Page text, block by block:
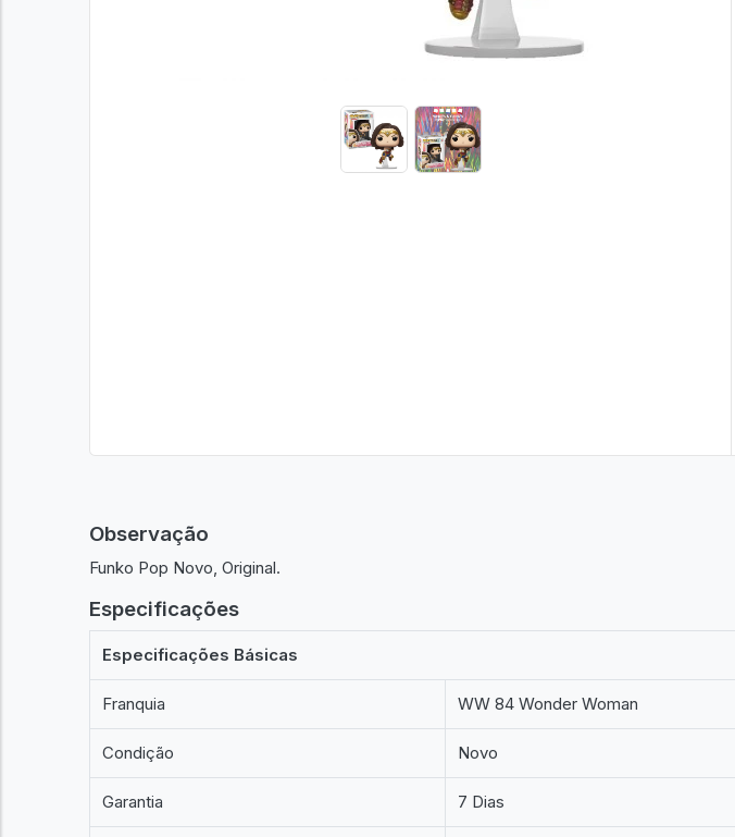
Observação
Funko Pop Novo, Original.
Especificações
Especificações Básicas
Franquia WW 84 Wonder Woman
Condição Novo
Garantia 7 Dias